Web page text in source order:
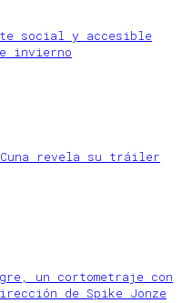
social y accesible
invierno
Cuna revela su tráiler
un cortometraje con
de Spike Jonze